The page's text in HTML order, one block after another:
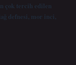
çok tercih edilen
defnesi, mor inci,